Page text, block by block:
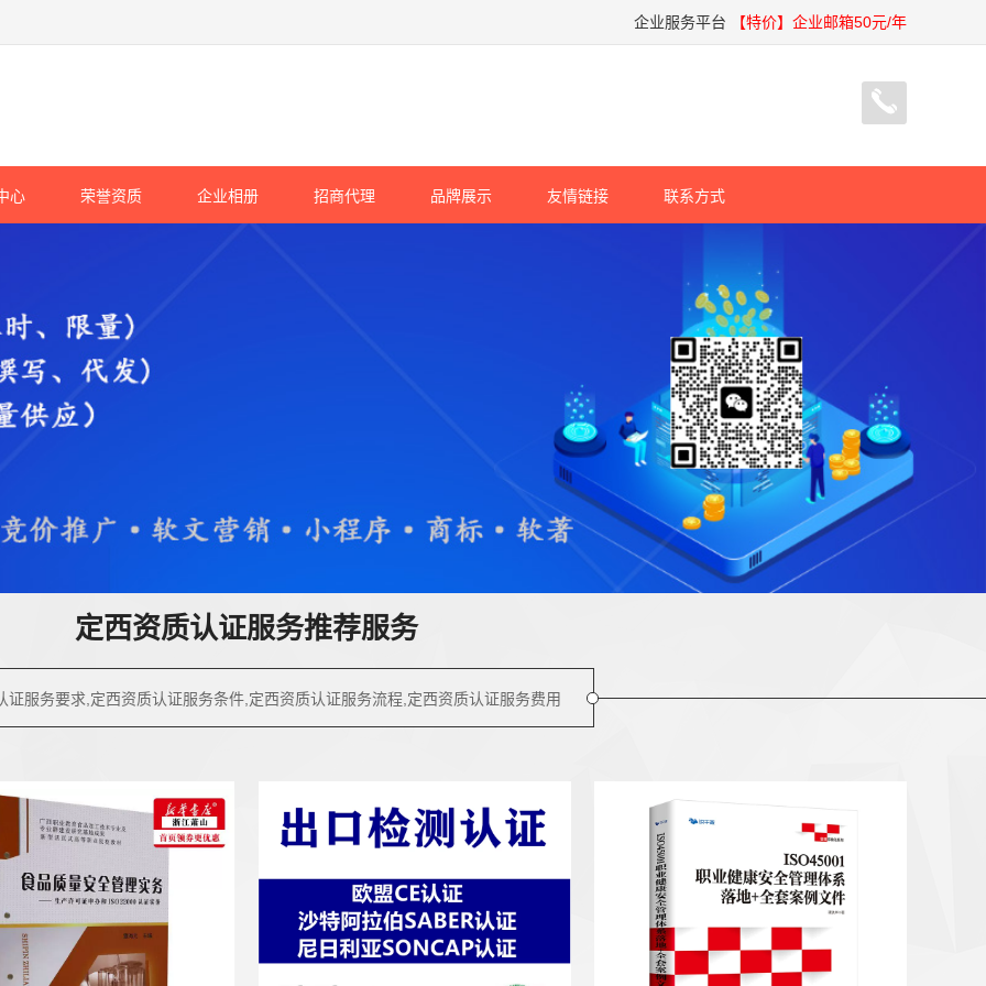
企业服务平台 【特价】企业邮箱50元/年
心 荣誉资质 企业相册 招商代理 品牌展示 友情链接 联系方式
定西资质认证服务推荐服务
证服务要求,定西资质认证服务条件,定西资质认证服务流程,定西资质认证服务费用